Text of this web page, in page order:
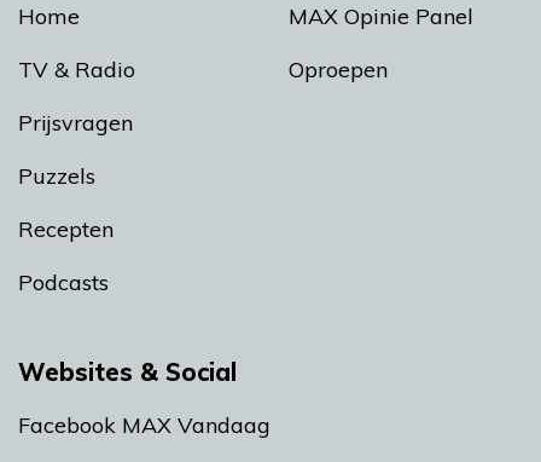
Home
TV & Radio
Prijsvragen
Puzzels
Recepten
Podcasts
MAX Opinie Panel
Oproepen
Websites & Social
Facebook MAX Vandaag